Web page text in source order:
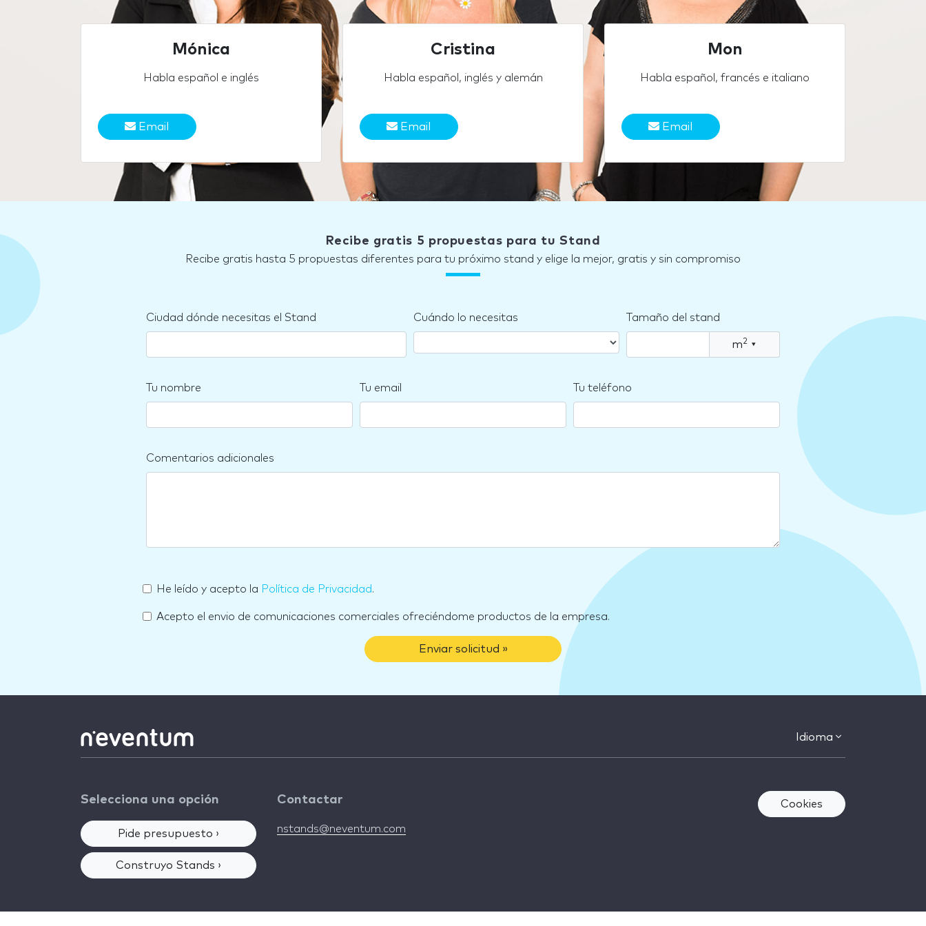
Mónica
Habla español e inglés
Email
Cristina
Habla español, inglés y alemán
Email
Mon
Habla español, francés e italiano
Email
Recibe gratis 5 propuestas para tu Stand
Recibe gratis hasta 5 propuestas diferentes para tu próximo stand y elige la mejor, gratis y sin compromiso
Ciudad dónde necesitas el Stand Cuándo lo necesitas Tamaño del stand
m2 ▾
Tu nombre Tu email Tu teléfono
Comentarios adicionales
He leído y acepto la Política de Privacidad.
Acepto el envio de comunicaciones comerciales ofreciéndome productos de la empresa.
Enviar solicitud »
Idioma
Selecciona una opción
Pide presupuesto ›
Construyo Stands ›
Contactar
nstands@neventum.com
Cookies